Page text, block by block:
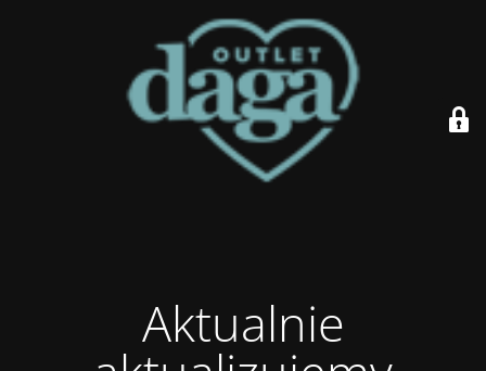
Aktualnie